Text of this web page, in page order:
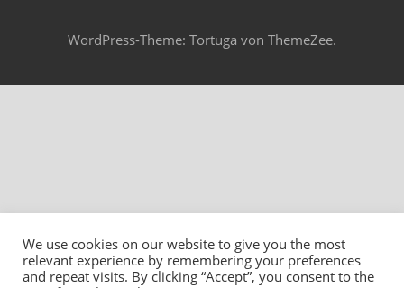
WordPress-Theme: Tortuga von ThemeZee.
We use cookies on our website to give you the most
relevant experience by remembering your preferences
and repeat visits. By clicking “Accept”, you consent to the